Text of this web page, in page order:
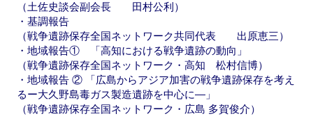
（土佐史談会副会長 田村公利）
・基調報告
（戦争遺跡保存全国ネットワーク共同代表 出原恵三）
・地域報告① 「高知における戦争遺跡の動向」
（戦争遺跡保存全国ネットワーク・高知 松村信博）
・地域報告 ② 「広島からアジア加害の戦争遺跡保存を考え
るー大久野島毒ガス製造遺跡を中心に―」
（戦争遺跡保存全国ネットワーク・広島 多賀俊介）